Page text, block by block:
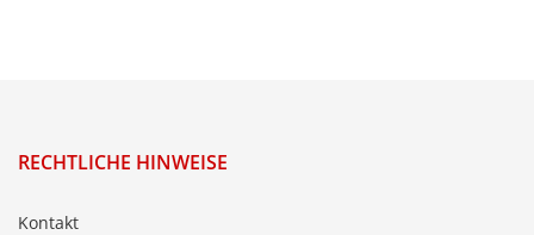
RECHTLICHE HINWEISE
Kontakt